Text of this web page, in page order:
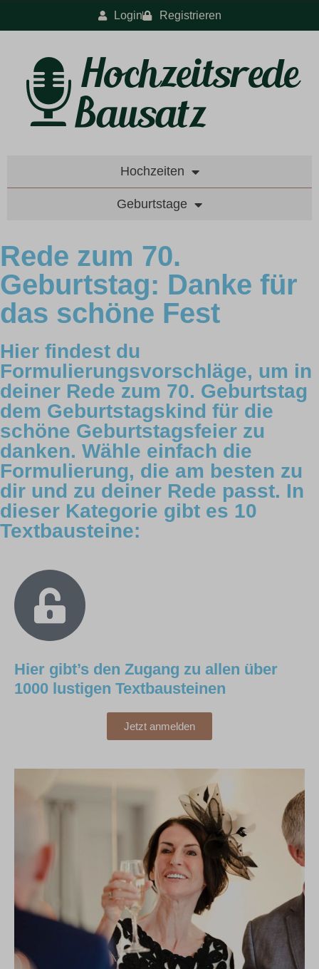
Login Registrieren
Hochzeiten
Geburtstage
Rede zum 70.
Geburtstag: Danke für
das schöne Fest
Hier findest du
Formulierungsvorschläge, um in
deiner Rede zum 70. Geburtstag
dem Geburtstagskind für die
schöne Geburtstagsfeier zu
danken. Wähle einfach die
Formulierung, die am besten zu
dir und zu deiner Rede passt. In
dieser Kategorie gibt es 10
Textbausteine:
Hier gibt’s den Zugang zu allen über
1000 lustigen Textbausteinen
Jetzt anmelden